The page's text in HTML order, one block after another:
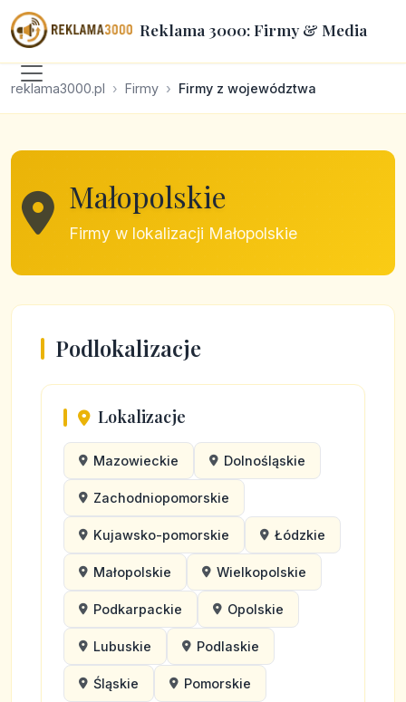
Reklama 3000: Firmy & Media
reklama3000.pl Firmy Firmy z województwa
Małopolskie
Firmy w lokalizacji Małopolskie
Podlokalizacje
Lokalizacje
Mazowieckie Dolnośląskie
Zachodniopomorskie
Kujawsko-pomorskie Łódzkie
Małopolskie Wielkopolskie
Podkarpackie Opolskie
Lubuskie Podlaskie
Śląskie Pomorskie